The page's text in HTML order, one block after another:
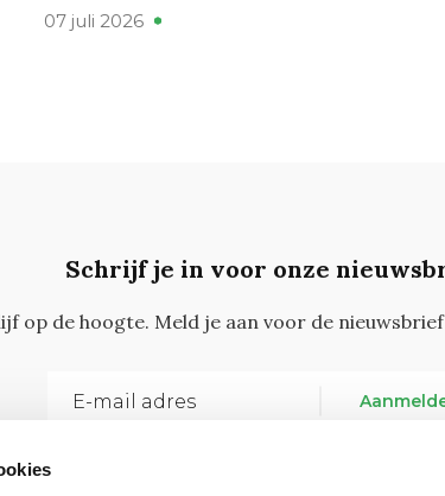
07 juli 2026
Schrijf je in voor onze
op de hoogte. Meld je aan voor de